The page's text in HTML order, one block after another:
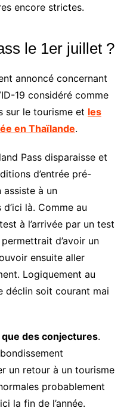
encore strictes.
le 1er juillet ?
annoncé concernant
19 considéré comme
sur le tourisme et les
en Thaïlande.
Pass disparaisse et
d’entrée pré-
assiste à un
là. Comme au
à l’arrivée par un test
d’avoir un
ensuite aller
Logiquement au
déclin soit courant mai
des conjectures.
un retour à un tourisme
probablement
la fin de l’année.